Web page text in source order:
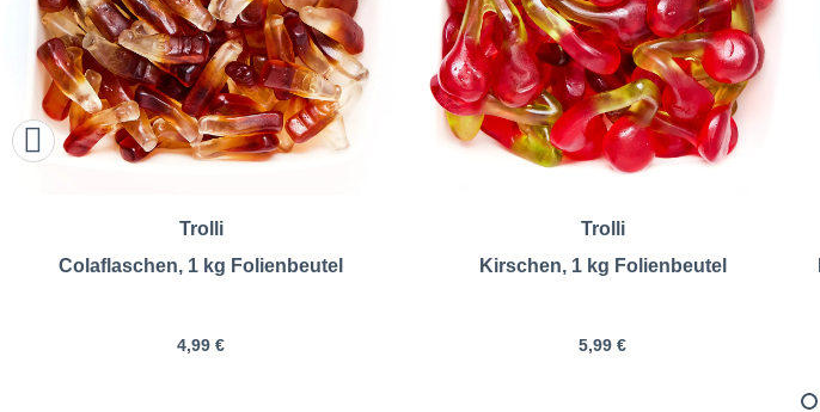
Trolli
Colaflaschen, 1 kg Folienbeutel
4,99 €
Trolli
Kirschen, 1 kg Folienbeutel
5,99 €